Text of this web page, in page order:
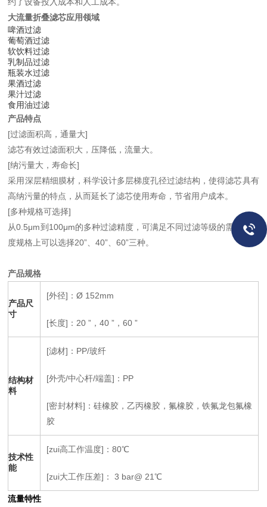
大流量折叠滤芯应用领域
啤酒过滤
葡萄酒过滤
软饮料过滤
乳制品过滤
瓶装水过滤
果酒过滤
果汁过滤
食用油过滤
产品特点
[过滤面积高，通量大]
滤芯有效过滤面积大，压降低，流量大。
[纳污量大，寿命长]
采用深层精细膜材，科学设计多层梯度孔径过滤结构，使得滤芯具有
高纳污量的特点，从而延长了滤芯使用寿命，节省用户成本。
[多种规格可选择]
从0.5μm到100μm的多种过滤精度，可满足不同过滤等级的需求。长
度规格上可以选择20”、40”、60”三种。
产品规格
产品尺
寸
[外径]：Ø 152mm
[长度]：20 ”，40 ”，60 ”
结构材
料
[滤材]：PP/玻纤
[外壳/中心杆/端盖]：PP
[密封材料]：硅橡胶，乙丙橡胶，氟橡胶，铁氟龙包氟橡
胶
技术性
能
[zui高工作温度]：80℃
[zui大工作压差]： 3 bar@ 21℃
流量特性